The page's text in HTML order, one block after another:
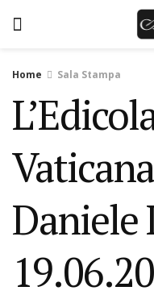
Home Sala Stampa
Daniele